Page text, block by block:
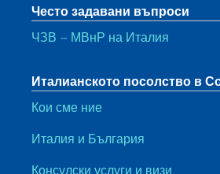
Често задавани въпроси
ЧЗВ – МВнР на Италия
Италианското посолство в
Кои сме ние
Италия и България
Консулски услуги и визи